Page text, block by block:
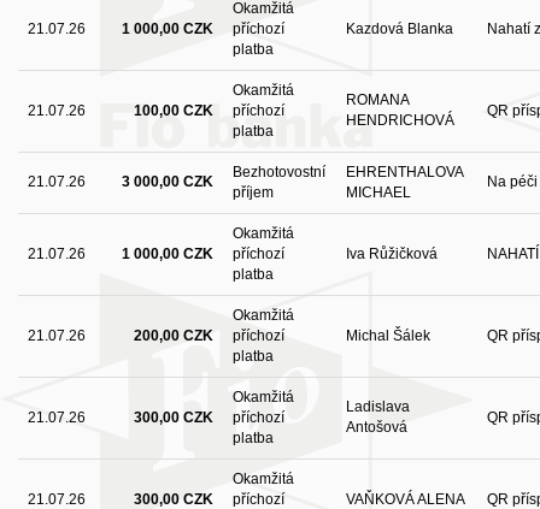
21.07.26 1 000,00 CZK
Okamžitá
příchozí
platba
Kazdová Blanka Nahatí
21.07.26 100,00 CZK
Okamžitá
příchozí
platba
ROMANA
HENDRICHOVÁ
QR
21.07.26 3 000,00 CZK
Bezhotovostní
příjem
EHRENTHALOVA
MICHAEL
Na
21.07.26 1 000,00 CZK
Okamžitá
příchozí
platba
Iva Růžičková
21.07.26 200,00 CZK
Okamžitá
příchozí
platba
Michal Šálek QR
21.07.26 300,00 CZK
Okamžitá
příchozí
platba
Ladislava
Antošová
QR
21.07.26 300,00 CZK
Okamžitá
příchozí
VAŇKOVÁ ALENA QR